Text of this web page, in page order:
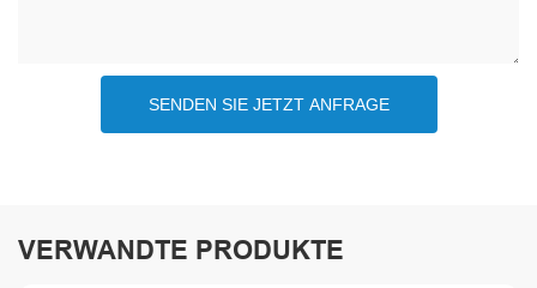
SENDEN SIE JETZT ANFRAGE
VERWANDTE PRODUKTE